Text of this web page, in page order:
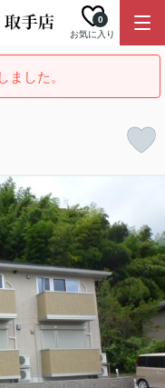
お気に入り
0
ました。